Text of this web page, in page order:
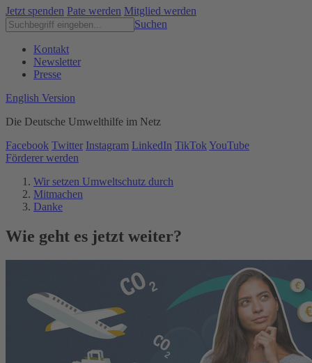
Jetzt spenden Pate werden Mitglied werden
Suchen
Kontakt
Newsletter
Presse
English Version
Die Deutsche Umwelthilfe im Netz
Facebook Twitter Instagram LinkedIn TikTok YouTube
Förderer werden
Wir setzen Umweltschutz durch
Mitmachen
Danke
Wie geht es jetzt weiter?